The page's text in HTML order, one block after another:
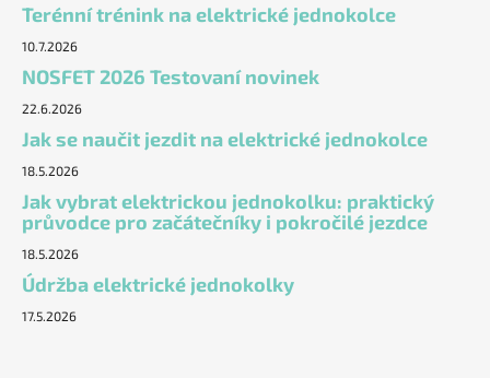
Terénní trénink na elektrické jednokolce
10.7.2026
NOSFET 2026 Testovaní novinek
22.6.2026
Jak se naučit jezdit na elektrické jednokolce
18.5.2026
Jak vybrat elektrickou jednokolku: praktický
průvodce pro začátečníky i pokročilé jezdce
18.5.2026
Údržba elektrické jednokolky
17.5.2026